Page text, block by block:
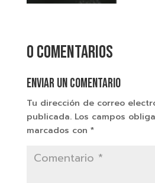
0 comentarios
Enviar un comentario
Tu dirección de correo
publicada. Los campos
marcados con *